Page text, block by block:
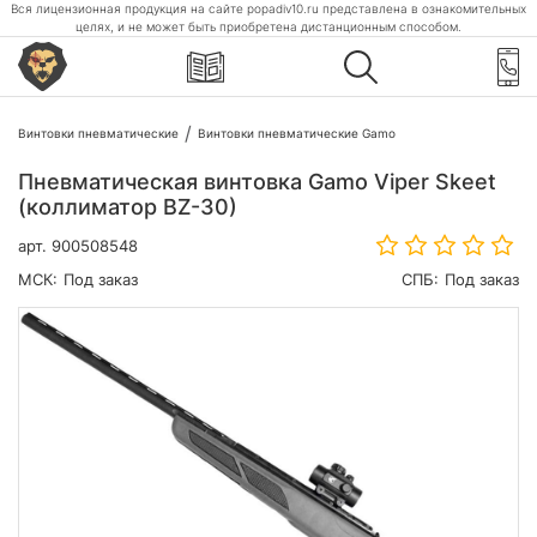
Вся лицензионная продукция на сайте popadiv10.ru представлена в ознакомительных
целях, и не может быть приобретена дистанционным способом.
Винтовки пневматические Винтовки пневматические Gamo
Пневматическая винтовка Gamo Viper Skeet
(коллиматор BZ-30)
арт. 900508548
МСК: Под заказ СПБ: Под заказ